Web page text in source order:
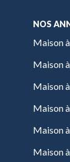
NOS
Maison
Maison
Maison
Maison
Maison
Maison